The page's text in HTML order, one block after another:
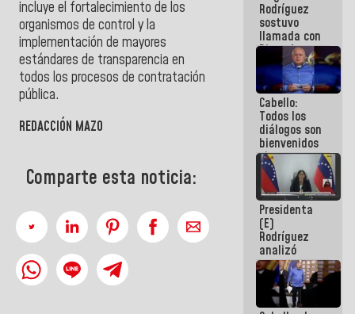
incluye el fortalecimiento de los
organismos de control y la
implementación de mayores
estándares de transparencia en
todos los procesos de contratación
pública.
REDACCIÓN MAZO
Comparte esta noticia:
Rodríguez
sostuvo
llamada con
Dinorah
Figuera y
acuerdan
primer
encuentro
presencial
para el
diálogo
Cabello:
Todos los
diálogos son
bienvenidos
siempre que
estén en el
marco de la
Constitución
de la
República
Presidenta
(E)
Rodríguez
analizó
junto a
gobernadores
planes de
recuperación